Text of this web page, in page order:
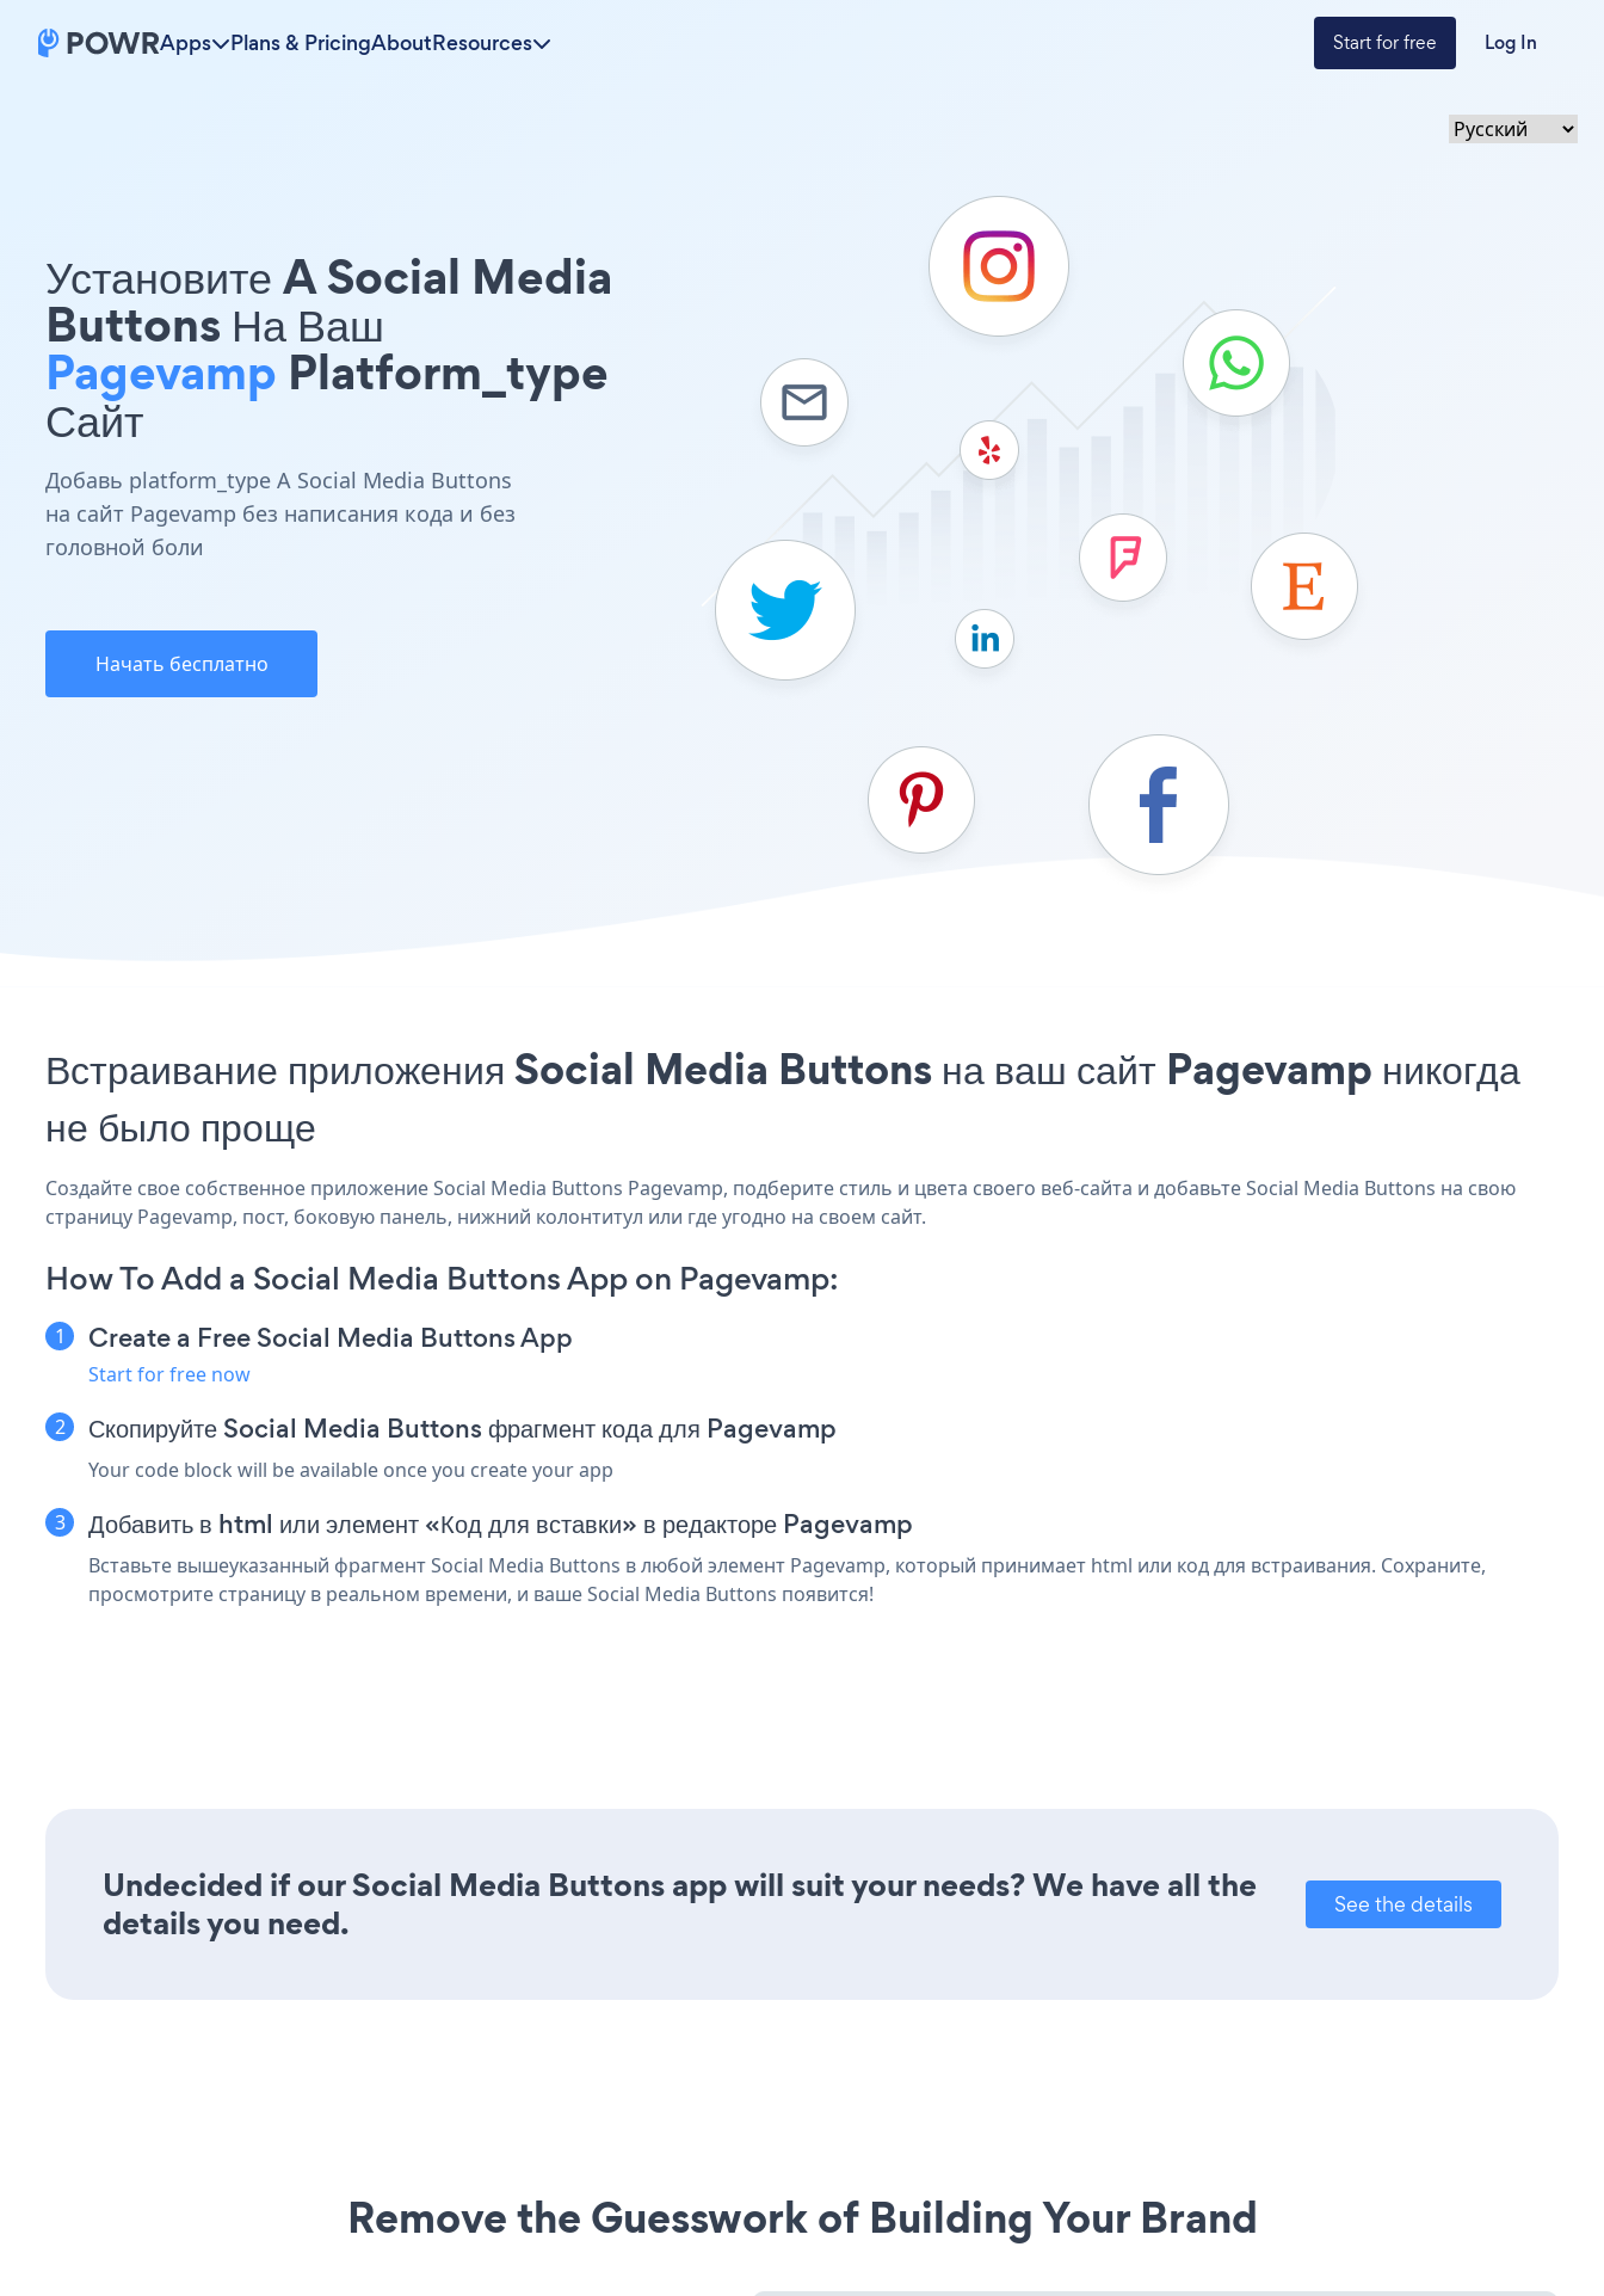
Apps Plans & PricingAboutResources Start for free Log In
Установите A Social Media
Buttons На Ваш
Pagevamp Platform_type
Сайт
Добавь platform_type A Social Media Buttons
на сайт Pagevamp без написания кода и без
головной боли
Начать бесплатно
Встраивание приложения Social Media Buttons на ваш сайт Pagevamp никогда
не было проще
Создайте свое собственное приложение Social Media Buttons Pagevamp, подберите стиль и цвета своего веб-сайта и добавьте Social Media Buttons на свою
страницу Pagevamp, пост, боковую панель, нижний колонтитул или где угодно на своем сайт.
How To Add a Social Media Buttons App on Pagevamp:
Create a Free Social Media Buttons App
Start for free now
Скопируйте Social Media Buttons фрагмент кода для Pagevamp
Your code block will be available once you create your app
Добавить в html или элемент «Код для вставки» в редакторе Pagevamp
Вставьте вышеуказанный фрагмент Social Media Buttons в любой элемент Pagevamp, который принимает html или код для встраивания. Сохраните,
просмотрите страницу в реальном времени, и ваше Social Media Buttons появится!
Undecided if our Social Media Buttons app will suit your needs? We have all the
details you need.
See the details
Remove the Guesswork of Building Your Brand